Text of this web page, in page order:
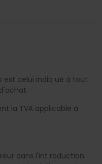
est celui indiq ué à tout
la TVA applicable à
dans l'int roduction